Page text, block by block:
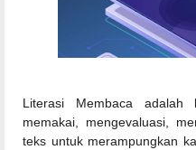
Literasi Membaca adalah
memakai, mengevaluasi,
teks untuk merampungkan